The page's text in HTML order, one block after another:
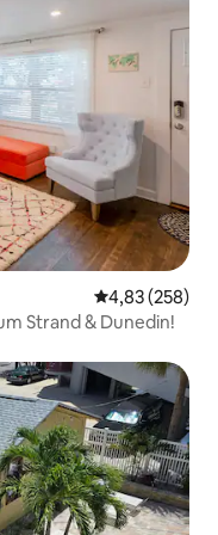
4,83 (258)
Strand & Dunedin!